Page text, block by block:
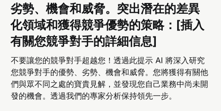
劣勢、機會和威脅。突出潛在的差異
化領域和獲得競爭優勢的策略：[插入
有關您競爭對手的詳細信息]
不要讓您的競爭對手超越您！透過此提示 AI 將深入研究
您競爭對手的優勢、劣勢、機會和威脅。您將獲得有關他
們與眾不同之處的寶貴見解，並發現您自己業務中尚未開
發的機會。透過我們的專家分析保持領先一步。